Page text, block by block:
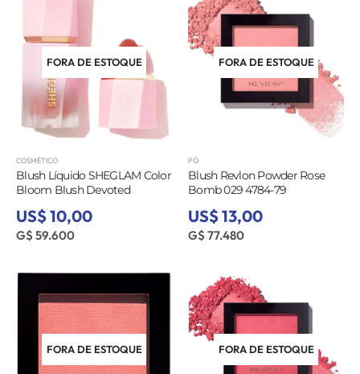
FORA DE ESTOQUE
COSMÉTICO
Blush Líquido SHEGLAM Color
Bloom Blush Devoted
US$ 10,00
G$ 59.600
FORA DE ESTOQUE
PÓ
Blush Revlon Powder Rose
Bomb 029 4784-79
US$ 13,00
G$ 77.480
FORA DE ESTOQUE FORA DE ESTOQUE